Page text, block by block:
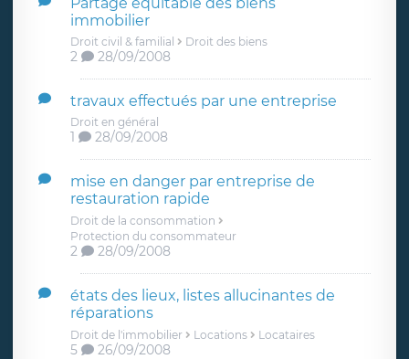
immobilier
Droit civil & familial Droit des biens
2 28/09/2008
travaux effectués par une entreprise
Droit en général
1 28/09/2008
mise en danger par entreprise de
restauration rapide
Droit de la consommation
Protection du consommateur
2 28/09/2008
états des lieux, listes allucinantes de
réparations
Droit de l'immobilier Locations Locataires
5 26/09/2008